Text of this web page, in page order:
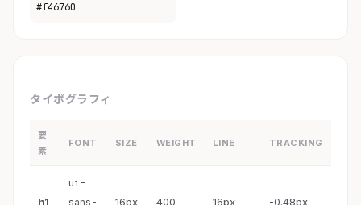
#f46760
タイポグラフィ
要
素
FONT SIZE WEIGHT LINE TRACKING
h1
ui-
16px 400 16px -0.48px